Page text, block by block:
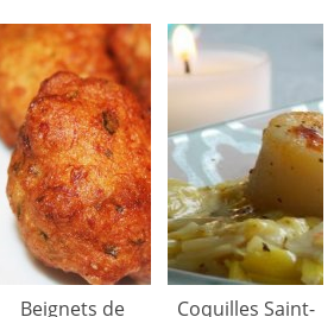
Beignets de
Coquilles Saint-